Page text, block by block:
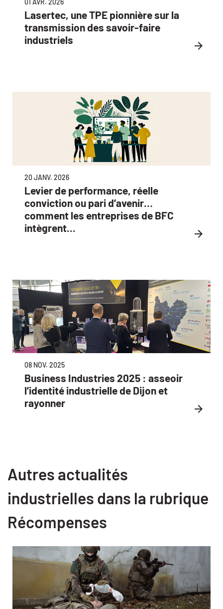
01 AVR. 2026
Lasertec, une TPE pionnière sur la
transmission des savoir-faire
industriels
20 JANV. 2026
Levier de performance, réelle
conviction ou pari d’avenir…
comment les entreprises de BFC
intègrent...
08 NOV. 2025
Business Industries 2025 : asseoir
l’identité industrielle de Dijon et
rayonner
Autres actualités
industrielles dans la rubrique
Récompenses